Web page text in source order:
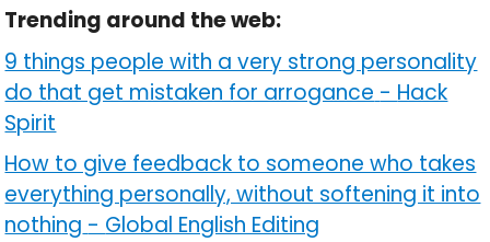
Trending around the web:
9 things people with a very strong personality
do that get mistaken for arrogance - Hack
Spirit
How to give feedback to someone who takes
everything personally, without softening it into
nothing-Global English Editing